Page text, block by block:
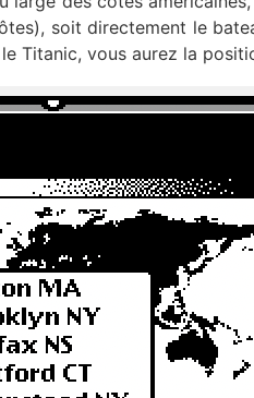
soit directement le
Titanic, vous aurez la